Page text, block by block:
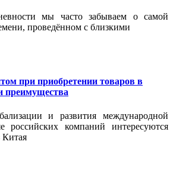
мы часто забываем о самой
проведённом с близкими
при приобретении товаров в
преимущества
и развития международной
российских компаний интересуются
Китая